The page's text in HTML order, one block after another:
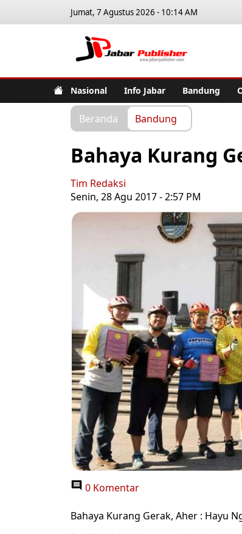
Jumat, 7 Agustus 2026 - 10:14 AM
Nasional Info Jabar Bandung
Beranda Bandung
Bahaya Kurang
Tim Redaksi
Senin, 28 Agu 2017 - 2:57 PM
0 Komentar
Bahaya Kurang Gerak, Aher : Hayu